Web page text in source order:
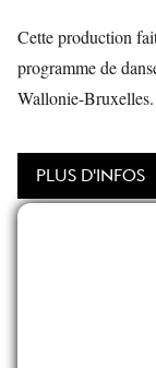
Cette production
programme de
Wallonie-Bruxelles.
PLUS D'INFOS